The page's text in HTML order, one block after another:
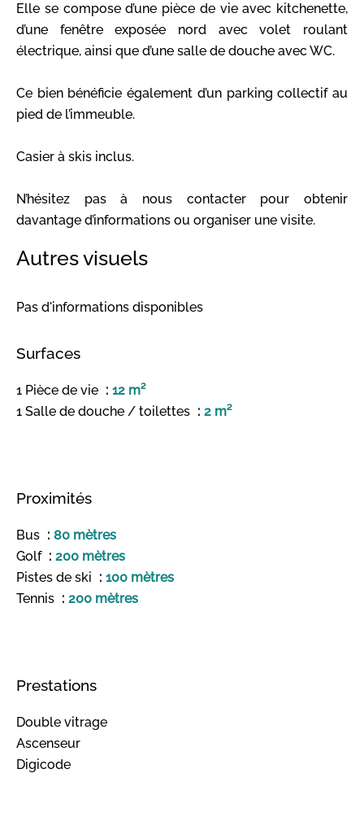
Elle se compose d’une pièce de vie avec kitchenette,
d’une fenêtre exposée nord avec volet roulant
électrique, ainsi que d’une salle de douche avec WC.
Ce bien bénéficie également d’un parking collectif au
pied de l’immeuble.
Casier à skis inclus.
N’hésitez pas à nous contacter pour obtenir
davantage d’informations ou organiser une visite.
Autres visuels
Pas d'informations disponibles
Surfaces
1 Pièce de vie
12 m²
1 Salle de douche / toilettes
2 m²
Proximités
Bus
80 mètres
Golf
200 mètres
Pistes de ski
100 mètres
Tennis
200 mètres
Prestations
Double vitrage
Ascenseur
Digicode